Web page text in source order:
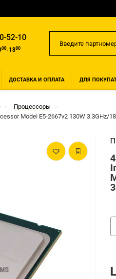
52-10
00-1800
ДОСТАВКА И ОПЛАТА ДЛЯ
Процессоры
Model E5-2667v2 130W 3.3GHz/